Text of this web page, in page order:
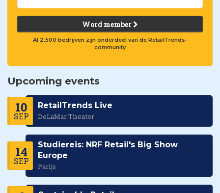
Word member
Al 2.500 bedrijven zijn onderdeel van de RetailTrends-
community
Upcoming events
10
SEP
RetailTrends Live
DeLaMar Theater
14
SEP
Studiereis: NRF Retail's Big Show
Europe
Parijs